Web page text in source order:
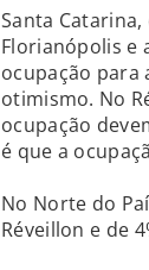
Santa
Florianópolis e
ocupação para
otimismo. No
ocupação
é que a
No Norte do
Réveillon e de